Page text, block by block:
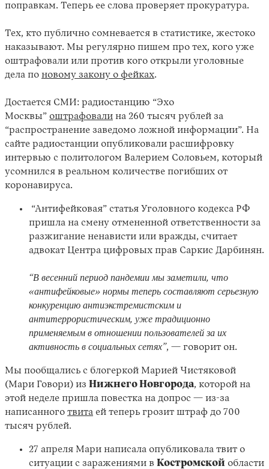
поправкам. Теперь ее слова проверяет прокуратура.
Тех, кто публично сомневается в статистике, жестоко
наказывают. Мы регулярно пишем про тех, кого уже
оштрафовали или против кого открыли уголовные
дела по новому закону о фейках.
Достается СМИ: радиостанцию “Эхо
Москвы” оштрафовали на 260 тысяч рублей за
“распространение заведомо ложной информации”. На
сайте радиостанции опубликовали расшифровку
интервью с политологом Валерием Соловьем, который
усомнился в реальном количестве погибших от
коронавируса.
“Антифейковая” статья Уголовного кодекса РФ
пришла на смену отмененной ответственности за
разжигание ненависти или вражды, считает
адвокат Центра цифровых прав Саркис Дарбинян.
“В весенний период пандемии мы заметили, что
«антифейковые» нормы теперь составляют серьезную
конкуренцию антиэкстремистским и
антитеррористическим, уже традиционно
применяемым в отношении пользователей за их
активность в социальных сетях”, — говорит он.
Мы пообщались с блогеркой Марией Чистяковой
(Мари Говори) из Нижнего Новгорода, которой на
этой неделе пришла повестка на допрос — из-за
написанного твита ей теперь грозит штраф до 700
тысяч рублей.
27 апреля Мари написала опубликовала твит о
ситуации с заражениями в Костромской области